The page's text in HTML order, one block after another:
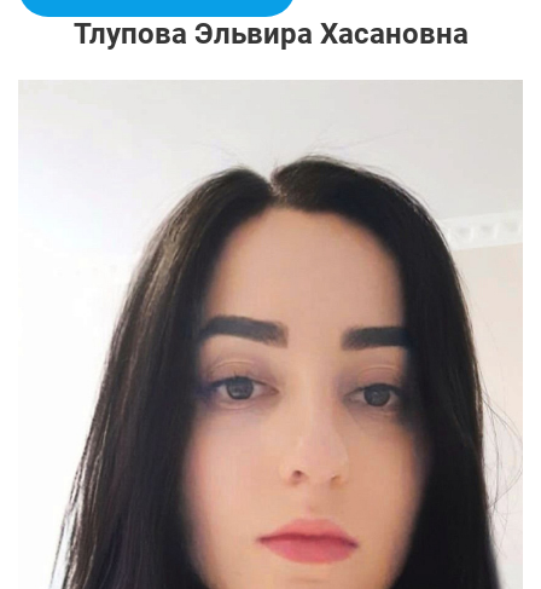
Тлупова Эльвира Хасановна